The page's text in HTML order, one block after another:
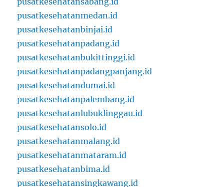
pusatkesehatanmedan.id
pusatkesehatanbinjai.id
pusatkesehatanpadang.id
pusatkesehatanbukittinggi.id
pusatkesehatanpadangpanjang.id
pusatkesehatandumai.id
pusatkesehatanpalembang.id
pusatkesehatanlubuklinggau.id
pusatkesehatansolo.id
pusatkesehatanmalang.id
pusatkesehatanmataram.id
pusatkesehatanbima.id
pusatkesehatansingkawang.id